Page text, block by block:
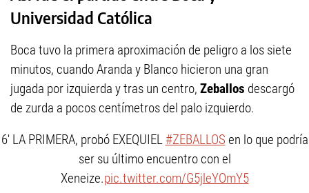
Universidad Católica
Boca tuvo la primera aproximación de peligro a los siete
minutos, cuando Aranda y Blanco hicieron una gran
jugada por izquierda y tras un centro, Zeballos descargó
de zurda a pocos centímetros del palo izquierdo.
6' LA PRIMERA, probó EXEQUIEL #ZEBALLOS en lo que podría
ser su último encuentro con el
Xeneize.pic.twitter.com/G5jleYOmY5